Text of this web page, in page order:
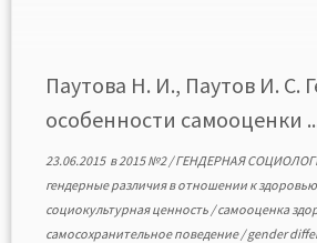
жизненных стратегий,
здоровья как
самосохранительное и
Паутова Н. И., Паутов И. С.
особенности самооценки
23.06.2015в2015 №2/ГЕНДЕРНАЯ
гендерные различия в отношении к здоровью
социокультурная ценность /самооценка
самосохранительное поведение/gender